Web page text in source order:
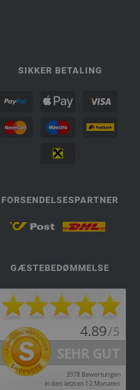
SIKKER BETALING
FORSENDELSESPARTNER
GÆSTEBEDØMMELSE